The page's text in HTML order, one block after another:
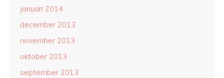
januari 2014
december 2013
november 2013
oktober 2013
september 2013